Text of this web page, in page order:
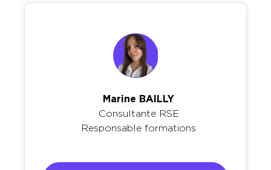
Marine BAILLY
Consultante RSE
Responsable formations